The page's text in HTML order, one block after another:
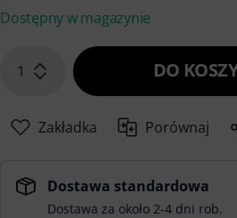
Dostępny w magazynie
1 DO
Zakładka Porównaj
Dostawa standardowa
Dostawa za około 2-4 dni rob.